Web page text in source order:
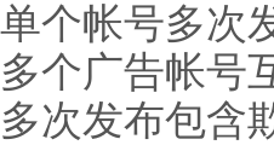
单个帐号多次
多个广告帐号
多次发布包含